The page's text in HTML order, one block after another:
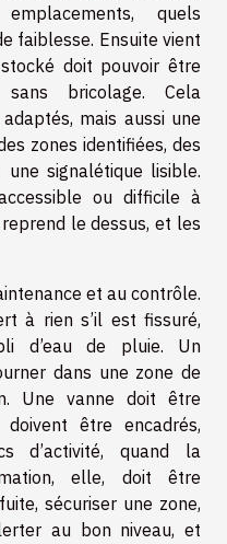
quels
faiblesse. Ensuite vient
doit pouvoir être
sans bricolage. Cela
mais aussi une
zones identifiées, des
une signalétique lisible.
ou difficile à
le dessus, et les
et au contrôle.
à rien s’il est fissuré,
d’eau de pluie. Un
dans une zone de
Une vanne doit être
être encadrés,
d’activité, quand la
elle, doit être
sécuriser une zone,
au bon niveau, et